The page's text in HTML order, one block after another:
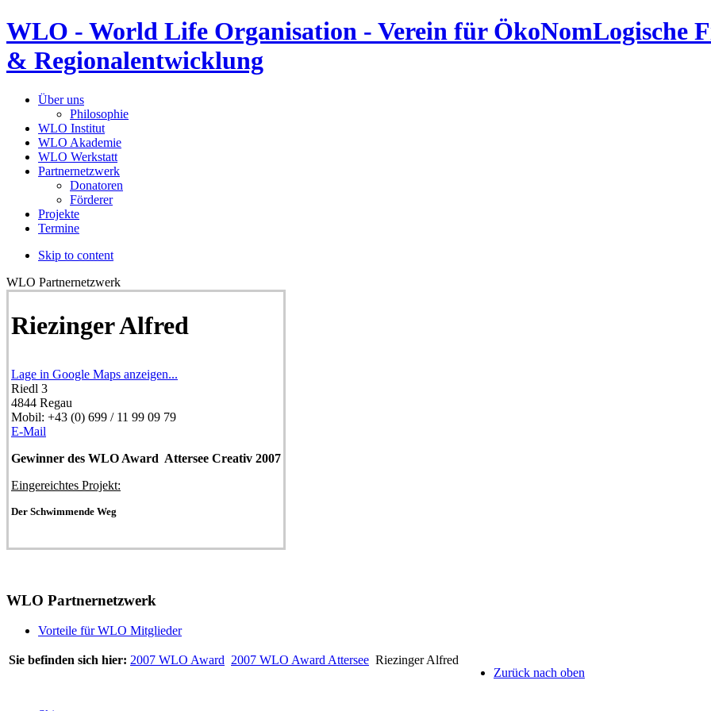
WLO - World Life Organisation - Verein für ÖkoNomLogische
& Regionalentwicklung
Über uns
Philosophie
WLO Institut
WLO Akademie
WLO Werkstatt
Partnernetzwerk
Donatoren
Förderer
Projekte
Termine
Skip to content
WLO Partnernetzwerk
Riezinger Alfred
Lage in Google Maps anzeigen...
Riedl 3
4844 Regau
Mobil: +43 (0) 699 / 11 99 09 79
E-Mail
Gewinner des WLO Award Attersee Creativ 2007
Eingereichtes Projekt:
Der Schwimmende Weg
WLO Partnernetzwerk
Vorteile für WLO Mitglieder
Sie befinden sich hier: 2007 WLO Award 2007 WLO Award Attersee Riezinger Alfred
Zurück nach oben